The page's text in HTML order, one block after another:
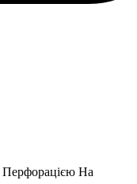
Перфорацією На